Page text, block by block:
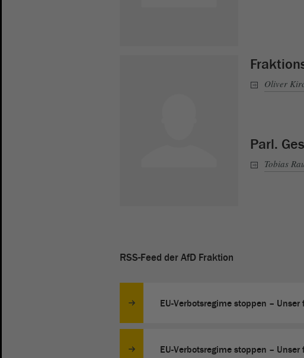
Oliver
Parl.
Tobias
RSS-Feed der AfD Fraktion
EU-Verbotsregime stoppen –
EU-Verbotsregime stoppen –